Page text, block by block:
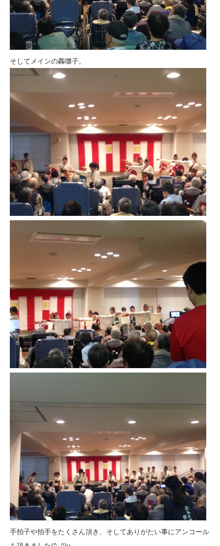
そしてメインの轟囃子。
手拍子や拍手をたくさん頂き、そしてありがたい事にアンコール